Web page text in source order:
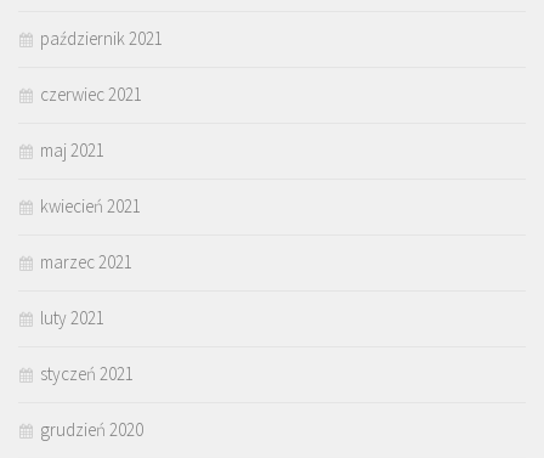
październik 2021
czerwiec 2021
maj 2021
kwiecień 2021
marzec 2021
luty 2021
styczeń 2021
grudzień 2020